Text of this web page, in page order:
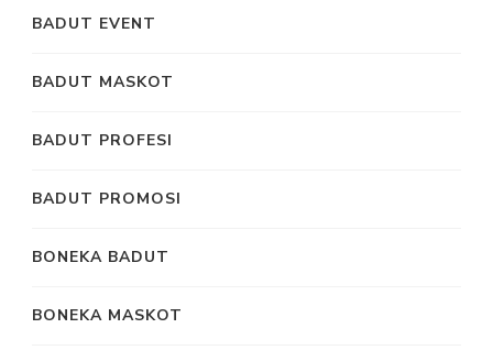
BADUT EVENT
BADUT MASKOT
BADUT PROFESI
BADUT PROMOSI
BONEKA BADUT
BONEKA MASKOT